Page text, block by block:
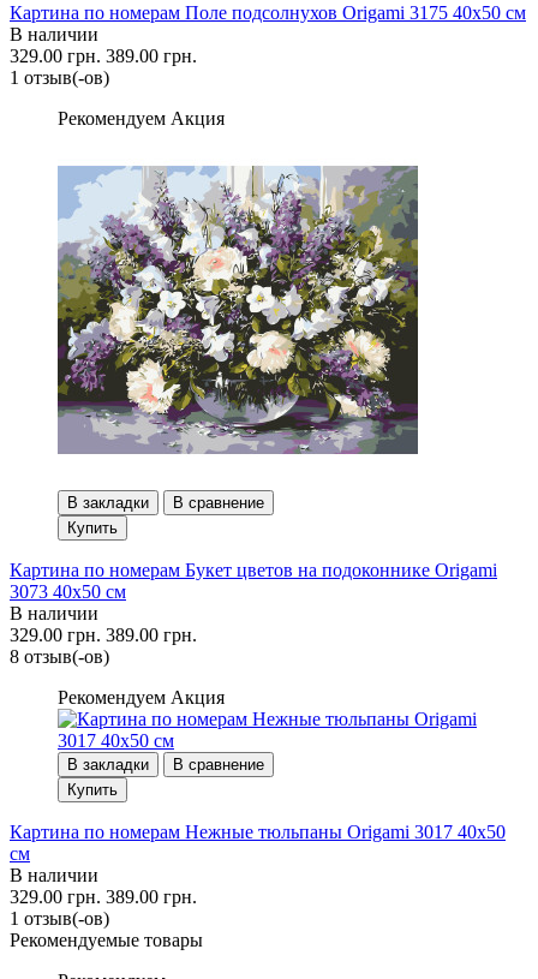
Картина по номерам Поле подсолнухов Origami 3175 40x50 см
В наличии
329.00 грн. 389.00 грн.
1 отзыв(-ов)
Рекомендуем Акция
В закладки
В сравнение
Купить
Картина по номерам Букет цветов на подоконнике Origami
3073 40x50 см
В наличии
329.00 грн. 389.00 грн.
8 отзыв(-ов)
Рекомендуем Акция
В закладки
В сравнение
Купить
Картина по номерам Нежные тюльпаны Origami 3017 40x50
см
В наличии
329.00 грн. 389.00 грн.
1 отзыв(-ов)
Рекомендуемые товары